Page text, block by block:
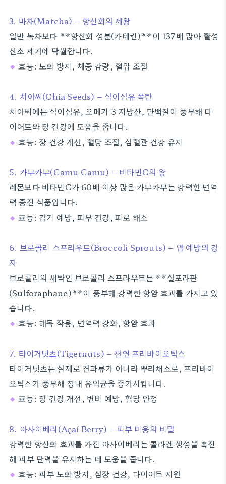
3. 마차(Matcha) – 항산화의 제왕
일반 녹차보다 **항산화 성분(카테킨)**이 137배 많아 활성
산소 제거에 탁월합니다.
◆ 효능: 노화 방지, 체중 감량, 혈압 조절
4. 치아씨(Chia Seeds) – 식이섬유 폭탄
치아씨에는 식이섬유, 오메가-3 지방산, 단백질이 풍부해 다
이어트와 장 건강에 도움을 줍니다.
◆효능: 장 건강 개선, 혈당 조절, 심혈관 건강 유지
5. 카무카무(Camu Camu) – 비타민C의 왕
레몬보다 비타민C가 60배 이상 많은 카무카무는 강력한 면역
력 증진 식품입니다.
◆효능: 감기 예방, 피부 건강, 피로 해소
6. 브로콜리 스프라우트(Broccoli Sprouts) – 암 예방의 강
자
브로콜리의 새싹인 브로콜리 스프라우트는 **설포라판
(Sulforaphane)**이 풍부해 강력한 항암 효과를 가지고 있
습니다.
◆효능: 해독 작용, 면역력 강화, 항암 효과
7. 타이거넛츠(Tigernuts) – 천연 프리바이오틱스
타이거넛츠는 실제로 견과류가 아니라 뿌리채소로, 프리바이
오틱스가 풍부해 장내 유익균을 증가시킵니다.
◆효능: 장 건강 개선, 변비 예방, 혈당 안정
8. 아사이베리(Açaí Berry) – 피부 미용의 비밀
강력한 항산화 효과를 가진 아사이베리는 콜라겐 생성을 촉진
해 피부 탄력을 유지하는 데 도움을 줍니다.
◆효능: 피부 노화 방지, 심장 건강, 다이어트 지원